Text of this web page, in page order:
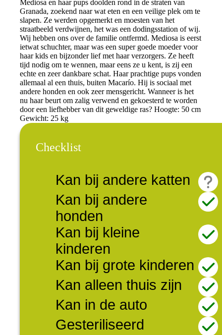
Mediosa en haar pups doolden rond in de straten van
Granada, zoekend naar wat eten en een veilige plek om te
slapen. Ze werden opgemerkt en moesten van het
straatbeeld verdwijnen, het was een dodingsstation of wij.
Wij hebben ons over de familie ontfermd. Mediosa is eerst
ietwat schuchter, maar was een super goede moeder voor
haar kids en bijzonder lief met haar verzorgers. Ze heeft
tijd nodig om te wennen, maar eens ze u kent, is zij een
echte en zeer dankbare schat. Haar prachtige pups vonden
allemaal al een thuis, buiten Macarío. Hij is sociaal met
andere honden en ook zeer mensgericht. Wanneer is het
nu haar beurt om zalig verwend en gekoesterd te worden
door een liefhebber van dit geweldige ras? Hoogte: 50 cm
Gewicht: 25 kg
Checklist
Kan bij andere katten
Kan bij andere
honden
Kan bij kleine
kinderen
Kan bij grote kinderen
Kan alleen thuis zijn
Kan in de auto
Gesteriliseerd